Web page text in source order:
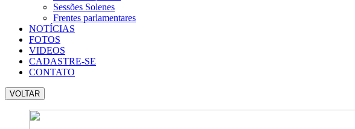
Sessões Solenes
Frentes parlamentares
NOTÍCIAS
FOTOS
VIDEOS
CADASTRE-SE
CONTATO
VOLTAR